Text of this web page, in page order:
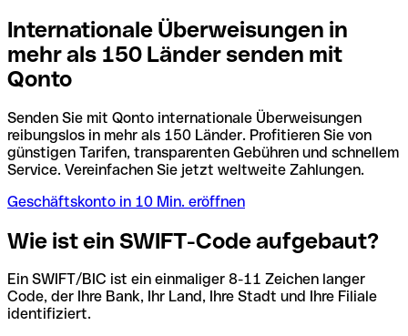
Internationale Überweisungen in
mehr als 150 Länder senden mit
Qonto
Senden Sie mit Qonto internationale Überweisungen
reibungslos in mehr als 150 Länder. Profitieren Sie von
günstigen Tarifen, transparenten Gebühren und schnellem
Service. Vereinfachen Sie jetzt weltweite Zahlungen.
Geschäftskonto in 10 Min. eröffnen
Wie ist ein SWIFT-Code aufgebaut?
Ein SWIFT/BIC ist ein einmaliger 8-11 Zeichen langer
Code, der Ihre Bank, Ihr Land, Ihre Stadt und Ihre Filiale
identifiziert.